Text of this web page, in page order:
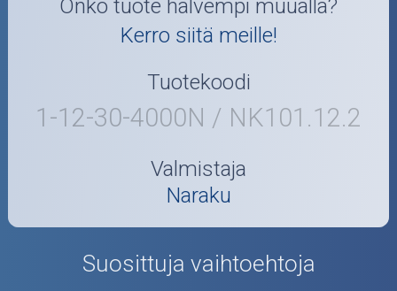
Onko tuote halvempi muualla?
Kerro siitä meille!
Tuotekoodi
1-12-30-4000N / NK101.12.2
Valmistaja
Naraku
Suosittuja vaihtoehtoja